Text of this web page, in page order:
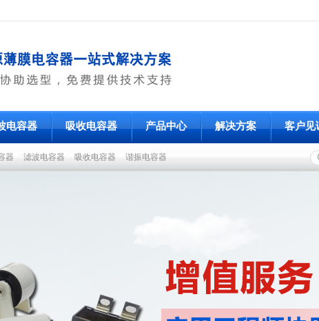
电容器 吸收电容器 产品中心 解决方案 客户见
器 滤波电容器 吸收电容器 谐振电容器